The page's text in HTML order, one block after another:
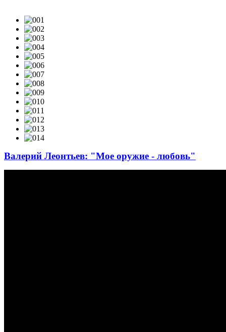
Валерий Леонтьев: "Мое оружие - любовь"